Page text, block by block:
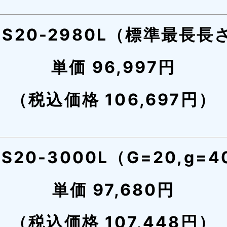
2980L（標準最長長さ
単価 96,997円
（税込価格 106,697円）
3000L（G=20,g=40
単価 97,680円
（税込価格 107,448円）